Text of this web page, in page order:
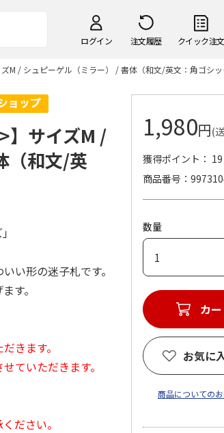
ログイン 注文履歴 クイック注文
M / シュピーゲル（ミラー） / 書体（和文/英文：角ゴシッ
】サイズM /
（和文/英
い形の迷子札です。
す。
きます。
ていただきます。
ださい。
1,980円(
獲得ポイント：
商品番号
数量
カ
お気に
商品についての